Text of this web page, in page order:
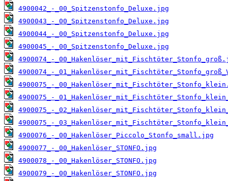
4900042_-_00_Spitzenstonfo_Deluxe.jpg
4900043_-_00_Spitzenstonfo_Deluxe.jpg
4900044_-_00_Spitzenstonfo_Deluxe.jpg
4900045_-_00_Spitzenstonfo_Deluxe.jpg
4900074_-
4900074_-
4900075_-
4900075_-
4900075_-
4900075_-
4900076_-_00_Hakenlöser_Piccolo_Stonfo_small.jpg
4900077_-_00_Hakenlöser_STONFO.jpg
4900078_-_00_Hakenlöser_STONFO.jpg
4900079_-_00_Hakenlöser_STONFO.jpg